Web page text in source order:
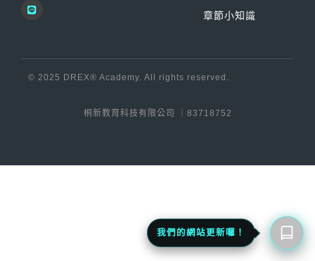
NSCA-CSCS 肌力與體能教練認證
章節小知識
© 2025 DREX® Academy. All rights reserved.
桐新教育科技有限公司 ｜83718752
我們的網站更新囉！